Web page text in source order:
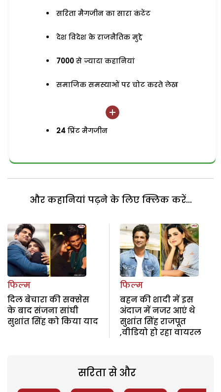
सरिता मैगजीन का सारा कंटेंट
देश विदेश के राजनैतिक मुद्दे
7000 से ज्यादा कहानियां
समाजिक समस्याओं पर चोट करते लेख
24 प्रिंट मैगजीन
और कहानियां पढ़ने के लिए क्लिक करें...
फिल्म
दिल बेचारा की सक्सेस
के बाद संजना सांघी
सुशांत सिंह को किया याद
फिल्म
बहन की शादी में इस
अंदाज में नजर आएं थे
सुशांत सिंह राजपूत
,वीडियो हो रहा वायरल
सरिता से और